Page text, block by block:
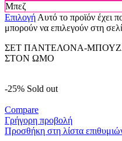
Μπεζ
Επιλογή Αυτό το προϊόν έχει
μπορούν να επιλεγούν στη
ΣΕΤ ΠΑΝΤΕΛΟΝΑ-
ΣΤΟΝ ΩΜΟ
-25% Sold out
Compare
Γρήγορη προβολή
Προσθήκη στη λίστα